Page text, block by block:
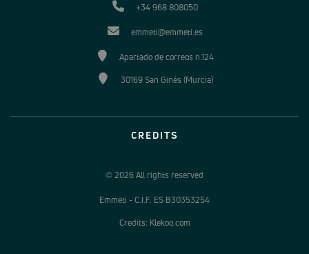
+34 968 808050
emmeti@emmeti.es
Apartado de correos n.124
30169 San Ginés (Murcia)
CREDITS
© 2026 All rights reserved
Emmeti - C.I.F. ES B30353254
Credits: Klekoo.com